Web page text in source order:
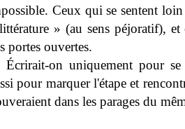
Ceux qui se sentent
» (au sens péjoratif),
portes ouvertes.
Écrirait-on uniquement pour
pour marquer l'étape et
dans les parages du